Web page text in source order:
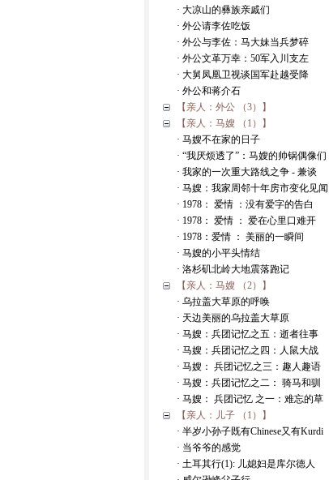
· 大凉山的彝族亲戚们
· 外公请李佐吃饭
· 外公与李佐：马大妹当兵梦碎
· 外公文革万幸：50军入川支左
· 大舅凤凰卫视谈国军赴越受降
· 外公和蒋介石
【亲人：外公 （3）】
【亲人：马嫂 （1）】
· 马嫂不在家的日子
· “我厌烦透了”：马嫂的帅锅偶像们
· 我家的一次重大路线之争 - 兼谈
· 马嫂：我家周邻十年房市变化见闻
· 1978： 爱情 ：没有爱字的告白
· 1978： 爱情 ： 爱在心里口难开
· 1978：爱情 ： 美丽的一瞬间
· 马嫂的小平头情结
· 洛杉矶北岭大地震落跑记
【亲人：马嫂 （2）】
· 乌拉盖大草原的呼唤
· 天边美丽的乌拉盖大草原
· 马嫂：兵团记忆之五：逝者往事
· 马嫂：兵团记忆之四：人鼠大战
· 马嫂： 兵团记忆之三：趣人趣语
· 马嫂：兵团记忆之二： 骑马和驯
· 马嫂： 兵团记忆 之一：难忘的草
【亲人：儿子 （1）】
· 半岁小孙子既有Chinese又有Kurdi
· 当爷爷的感觉
· 土耳其行(1): 儿媳妇是库尔德人